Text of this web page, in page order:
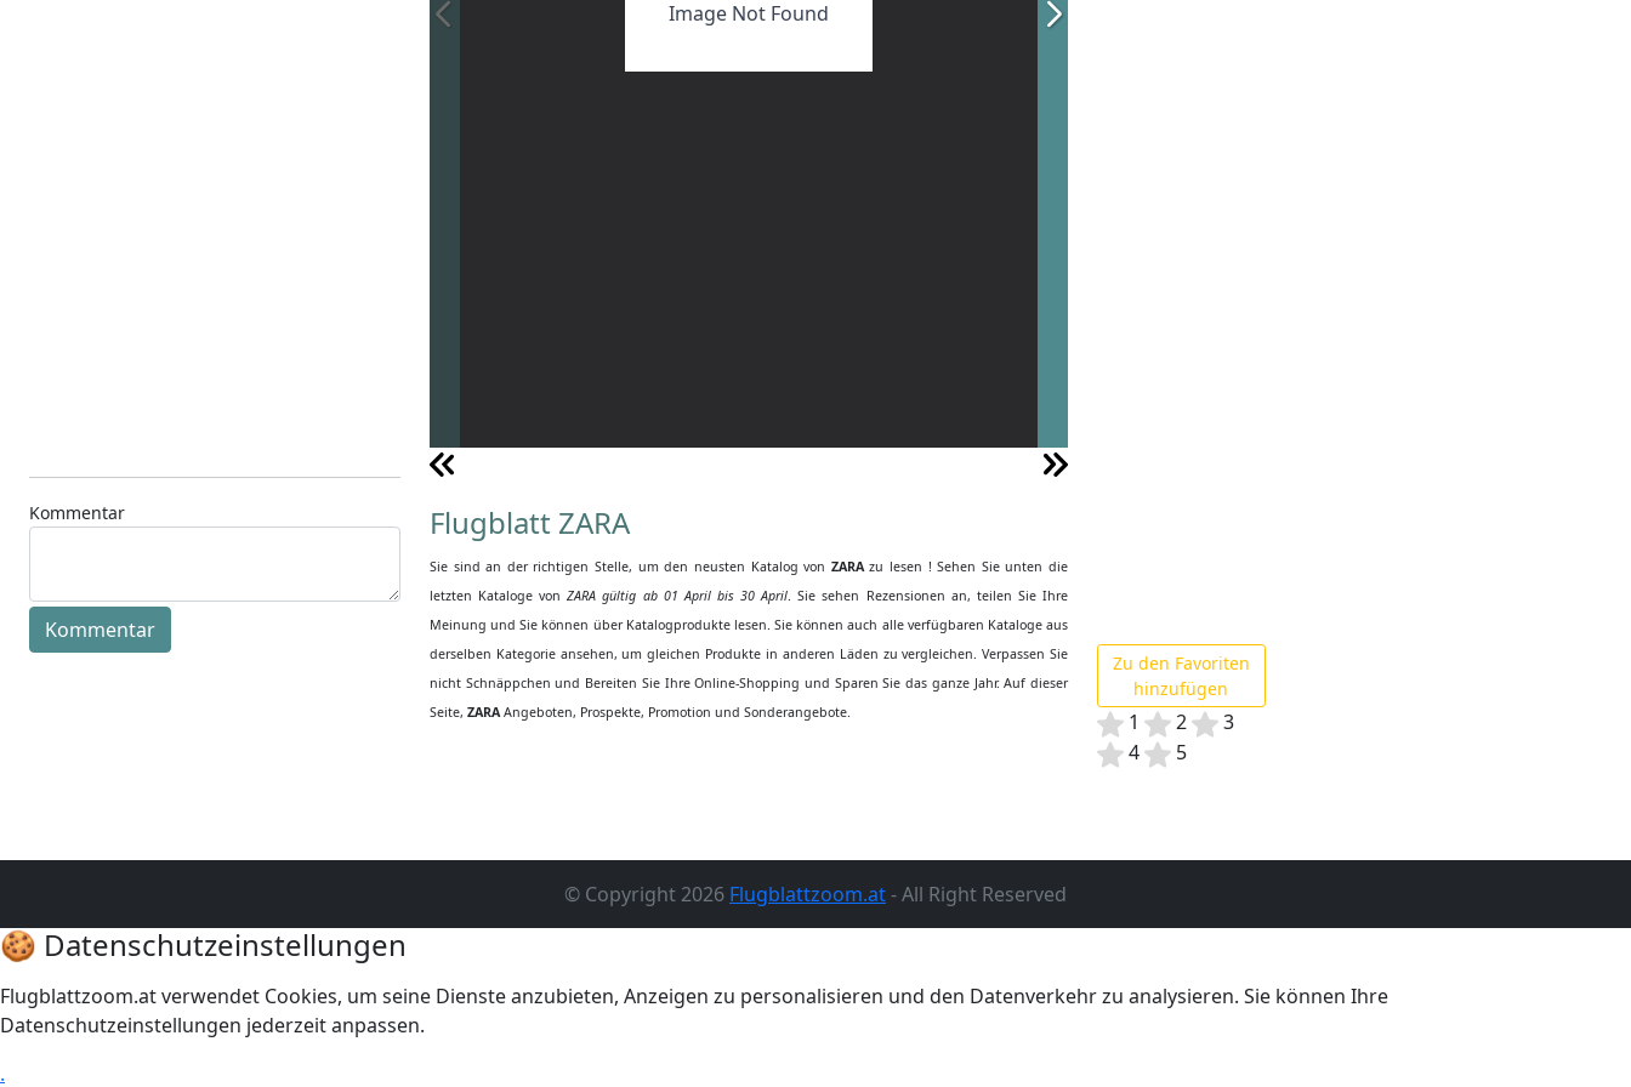
Kommentar
Kommentar
Image Not Found
Flugblatt ZARA
Sie sind an der richtigen Stelle, um den neusten Katalog von ZARAzu lesen ! Sehen Sie unten die
letzten Kataloge vonZARA gültig ab 01 April bis 30 April. Sie sehen Rezensionen an, teilen Sie Ihre
Meinung und Sie können über Katalogprodukte lesen. Sie können auch alle verfügbaren Kataloge aus
derselben Kategorie ansehen, um gleichen Produkte in anderen Läden zu vergleichen. Verpassen Sie
nicht Schnäppchen und Bereiten Sie Ihre Online-Shopping und Sparen Sie das ganze Jahr. Auf dieser
Seite, ZARAAngeboten, Prospekte, Promotion und Sonderangebote.
Zu den Favoriten
hinzufügen
1 2
3
4
5
© Copyright 2026 Flugblattzoom.at- All Right Reserved
🍪 Datenschutzeinstellungen
Flugblattzoom.at verwendet Cookies, um seine Dienste anzubieten, Anzeigen zu personalisieren und den Datenverkehr zu analysieren. Sie können Ihre
Datenschutzeinstellungen jederzeit anpassen.
.